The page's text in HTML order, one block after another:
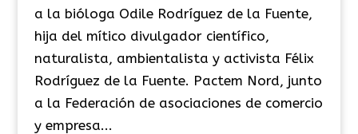
a la bióloga Odile Rodríguez de la Fuente,
hija del mítico divulgador científico,
naturalista, ambientalista y activista Félix
Rodríguez de la Fuente. Pactem Nord, junto
a la Federación de asociaciones de comercio
y empresa...